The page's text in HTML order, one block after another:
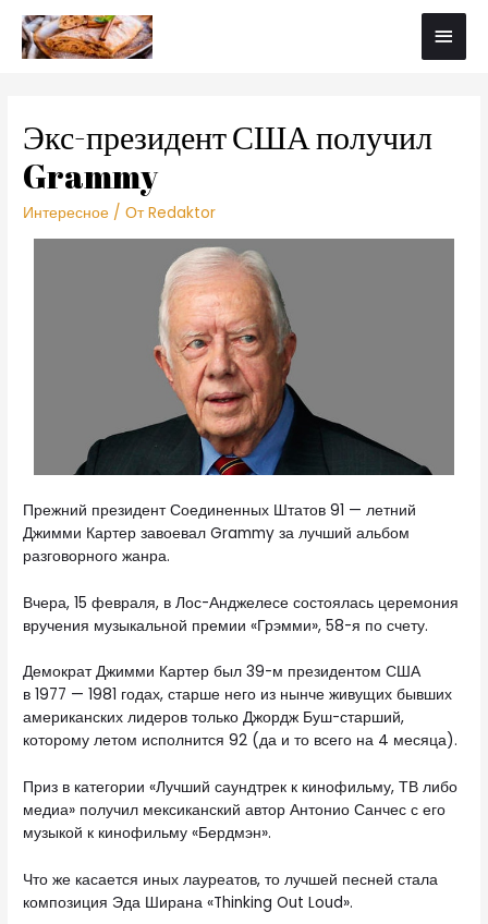
Экс-президент США получил
Grammy
Интересное / От Redaktor
Прежний президент Соединенных Штатов 91 — летний
Джимми Картер завоевал Grammy за лучший альбом
разговорного жанра.
Вчера, 15 февраля, в Лос-Анджелесе состоялась церемония
вручения музыкальной премии «Грэмми», 58-я по счету.
Демократ Джимми Картер был 39-м президентом США
в 1977 — 1981 годах, старше него из нынче живущих бывших
американских лидеров только Джордж Буш-старший,
которому летом исполнится 92 (да и то всего на 4 месяца).
Приз в категории «Лучший саундтрек к кинофильму, ТВ либо
медиа» получил мексиканский автор Антонио Санчес с его
музыкой к кинофильму «Бердмэн».
Что же касается иных лауреатов, то лучшей песней стала
композиция Эда Ширана «Thinking Out Loud».